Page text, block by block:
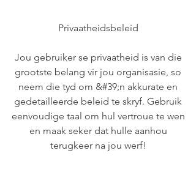
Privaatheidsbeleid
Jou gebruiker se privaatheid is van die
grootste belang vir jou organisasie, so
neem die tyd om &#39;n akkurate en
gedetailleerde beleid te skryf. Gebruik
eenvoudige taal om hul vertroue te wen
en maak seker dat hulle aanhou
terugkeer na jou werf!